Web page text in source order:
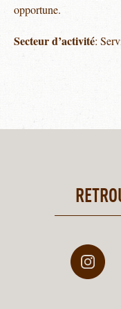
opportune.
Secteur d’activité: